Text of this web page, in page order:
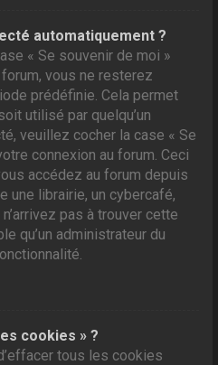
automatiquement ?
« Se souvenir de moi »
vous ne resterez
prédéfinie. Cela permet
utilisé par quelqu’un
veuillez cocher la case « Se
connexion au forum. Ceci
accédez au forum depuis
une librairie, un cybercafé,
pas à trouver cette
qu’un administrateur du
cookies » ?
tous les cookies